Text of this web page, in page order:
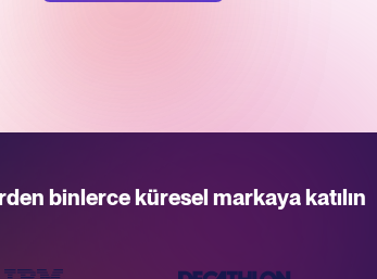
binlerce küresel markaya katılın